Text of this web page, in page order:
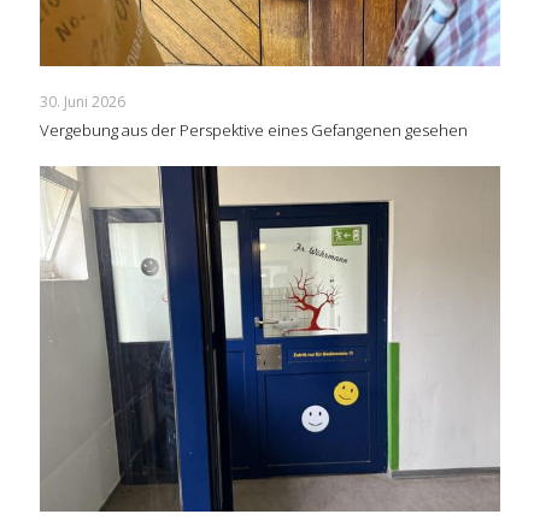
30. Juni 2026
Vergebung aus der Perspektive eines Gefangenen gesehen